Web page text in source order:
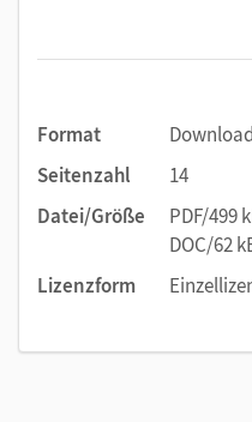
Format
Download
Seitenzahl
14
Datei/Größe
PDF/499
DOC/62
Lizenzform